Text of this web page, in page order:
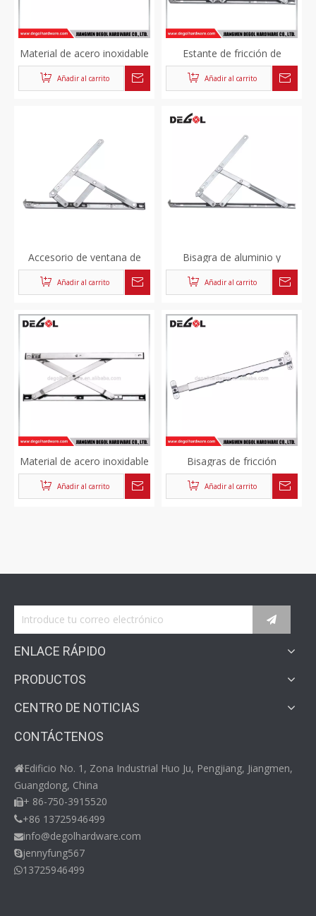
Material de acero inoxidable
ventana abatible de aluminio
soporte de fricción
Añadir al carrito
Estante de fricción de
ventana de 4 barras de
acero inoxidable de 13.5 mm
Añadir al carrito
Accesorio de ventana de
aluminio soporte de ventana
de acero inoxidable y
Añadir al carrito
Bisagra de aluminio y
ventana de PVC ajustable.
Añadir al carrito
Material de acero inoxidable
ventana abatible de aluminio
soporte de fricción
Añadir al carrito
Bisagras de fricción
abatibles de ventana
telescópica multipunto de
Añadir al carrito
ENLACE RÁPIDO
PRODUCTOS
CENTRO DE NOTICIAS
CONTÁCTENOS
Edificio No. 1, Zona Industrial Huo Ju, Pengjiang, Jiangmen,
Guangdong, China
+ 86-750-3915520
+86 13725946499
info@degolhardware.com
jennyfung567
13725946499